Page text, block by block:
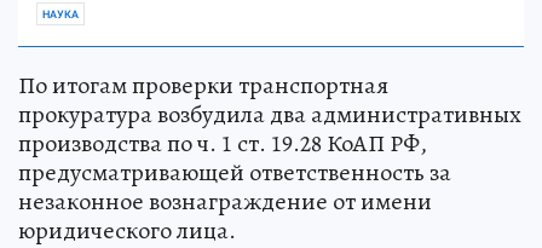
НАУКА
По итогам проверки транспортная
прокуратура возбудила два административных
производства по ч. 1 ст. 19.28 КоАП РФ,
предусматривающей ответственность за
незаконное вознаграждение от имени
юридического лица.